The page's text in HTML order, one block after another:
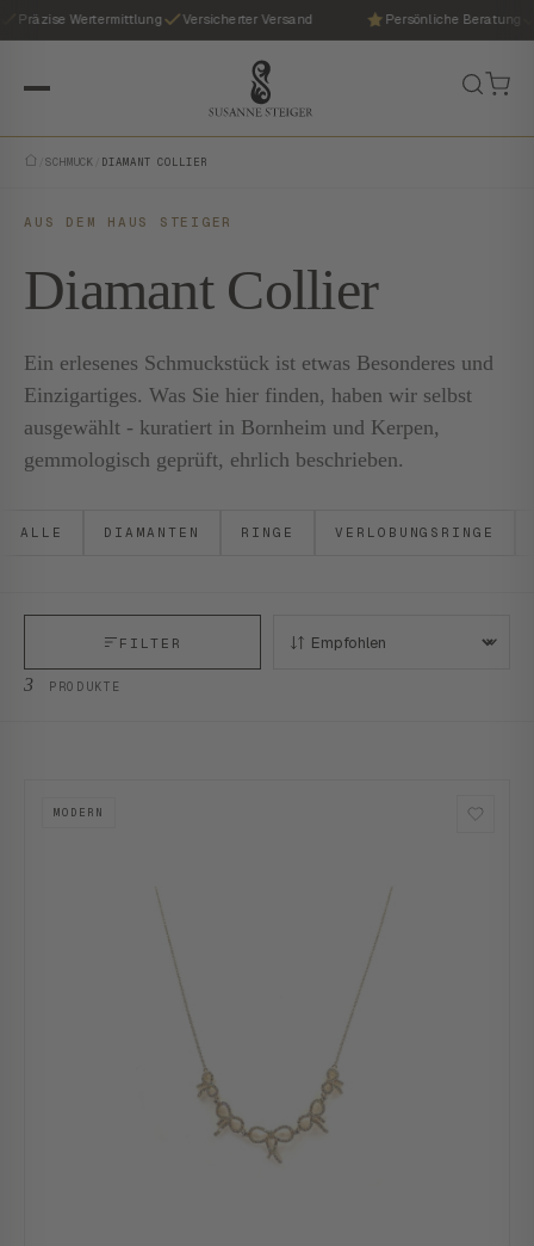
Präzise Wertermittlung Versicherter Versand Persönliche Beratung
SCHMUCK DIAMANT COLLIER
AUS DEM HAUS STEIGER
Diamant Collier
Ein erlesenes Schmuckstück ist etwas Besonderes und
Einzigartiges. Was Sie hier finden, haben wir selbst
ausgewählt - kuratiert in Bornheim und Kerpen,
gemmologisch geprüft, ehrlich beschrieben.
ALLE DIAMANTEN RINGE VERLOBUNGSRINGE
3 PRODUKTE
FILTER SORTIEREN:
MODERN